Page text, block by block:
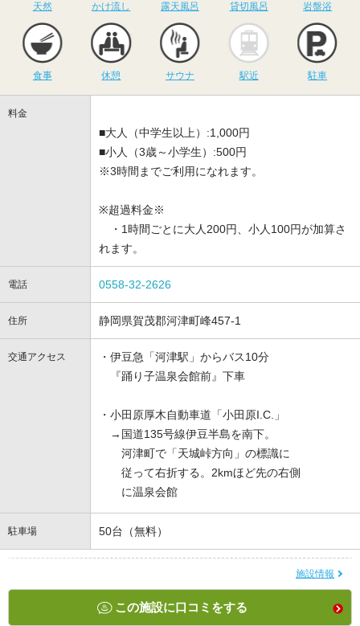
天然 かけ流し 露天風呂 貸切風呂 岩盤浴
食事 休憩
サウナ
サウナ
駅近
駅近 駐車
料金
■大人（中学生以上）:1,000円
■小人（3歳～小学生）:500円
※3時間までご利用になれます。
※超過料金※
・1時間ごとに大人200円、小人100円が加算さ
れます。
電話 0558-32-2626
住所 静岡県賀茂郡河津町峰457-1
交通アクセス
・伊豆急「河津駅」からバス10分
『踊り子温泉会館前』下車
・小田原厚木自動車道「小田原I.C.」
→国道135号線伊豆半島を南下。
河津町で「天城峠方向」の標識に
従って右折する。2kmほど先の右側
に温泉会館
駐車場 50台（無料）
施設情報
この施設に口コミをする